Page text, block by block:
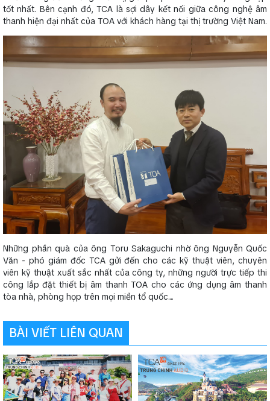
tốt nhất. Bên cạnh đó, TCA là sợi dây kết nối giữa công nghệ âm
thanh hiện đại nhất của TOA với khách hàng tại thị trường Việt Nam.
Những phần quà của ông Toru Sakaguchi nhờ ông Nguyễn Quốc
Văn - phó giám đốc TCA gửi đến cho các kỹ thuật viên, chuyên
viên kỹ thuật xuất sắc nhất của công ty, những người trực tiếp thi
công lắp đặt thiết bị âm thanh TOA cho các ứng dụng âm thanh
tòa nhà, phòng họp trên mọi miền tổ quốc....
BÀI VIẾT LIÊN QUAN